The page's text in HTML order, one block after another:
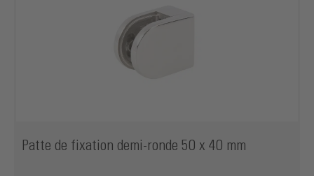
Patte de fixation demi-ronde 50 x 40 mm